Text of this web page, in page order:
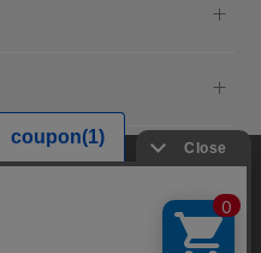
テンツの最適な提供、トラフィ
ています。サイトの閲覧を継続